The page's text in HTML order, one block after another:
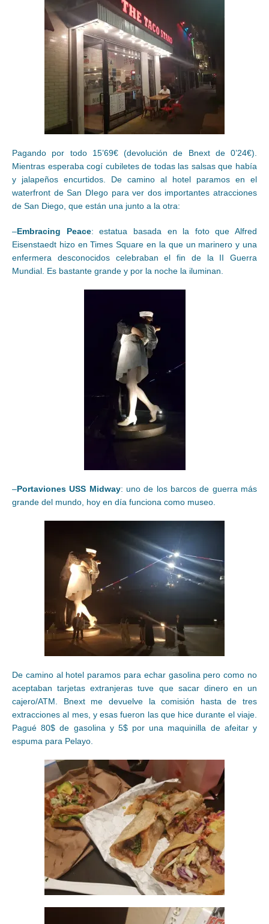
Pagando por todo 15’69€ (devolución de Bnext de 0’24€).
Mientras esperaba cogí cubiletes de todas las salsas que había
y jalapeños encurtidos. De camino al hotel paramos en el
waterfront de San DIego para ver dos importantes atracciones
de San Diego, que están una junto a la otra:
–Embracing Peace: estatua basada en la foto que Alfred
Eisenstaedt hizo en Times Square en la que un marinero y una
enfermera desconocidos celebraban el fin de la II Guerra
Mundial. Es bastante grande y por la noche la iluminan.
–Portaviones USS Midway: uno de los barcos de guerra más
grande del mundo, hoy en día funciona como museo.
De camino al hotel paramos para echar gasolina pero como no
aceptaban tarjetas extranjeras tuve que sacar dinero en un
cajero/ATM. Bnext me devuelve la comisión hasta de tres
extracciones al mes, y esas fueron las que hice durante el viaje.
Pagué 80$ de gasolina y 5$ por una maquinilla de afeitar y
espuma para Pelayo.